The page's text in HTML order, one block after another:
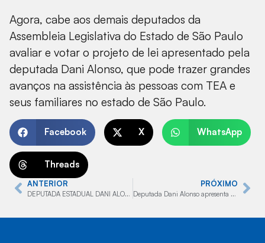
Agora, cabe aos demais deputados da
Assembleia Legislativa do Estado de São Paulo
avaliar e votar o projeto de lei apresentado pela
deputada Dani Alonso, que pode trazer grandes
avanços na assistência às pessoas com TEA e
seus familiares no estado de São Paulo.
Facebook X WhatsApp
Threads
ANTERIOR
DEPUTADA ESTADUAL DANI ALONSO DENUNCIA IRREGULARIDADES NO COMPLEXO HC/FAMEMA DE MARÍLIA
PRÓXIMO
Deputada Dani Alonso apresenta projeto de lei para garantir direito de acompanhante a mulheres em procedimentos médicos.